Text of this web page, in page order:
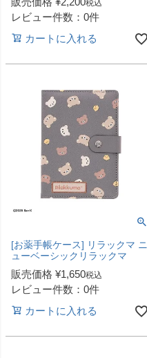
税込
レビュー件数：0件
カートに入れる
[お薬手帳ケース] リラックマ ニ
ューベーシックリラックマ
販売価格 ¥1,650税込
レビュー件数：0件
カートに入れる